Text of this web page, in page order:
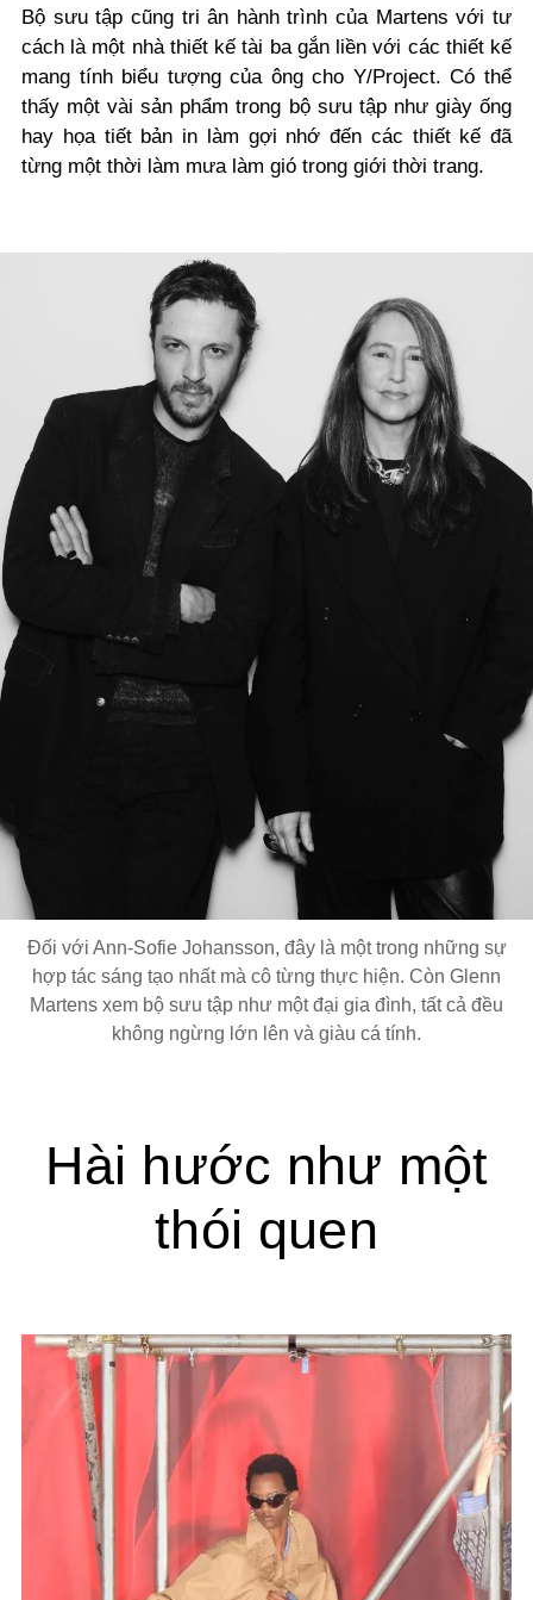
Bộ sưu tập cũng tri ân hành trình của Martens với tư
cách là một nhà thiết kế tài ba gắn liền với các thiết kế
mang tính biểu tượng của ông cho Y/Project. Có thể
thấy một vài sản phẩm trong bộ sưu tập như giày ống
hay họa tiết bản in làm gợi nhớ đến các thiết kế đã
từng một thời làm mưa làm gió trong giới thời trang.
Đối với Ann-Sofie Johansson, đây là một trong những sự
hợp tác sáng tạo nhất mà cô từng thực hiện. Còn Glenn
Martens xem bộ sưu tập như một đại gia đình, tất cả đều
không ngừng lớn lên và giàu cá tính.
Hài hước như một
thói quen